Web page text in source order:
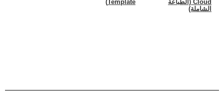
Cloud (الطباعة
الشاملة)
Template)